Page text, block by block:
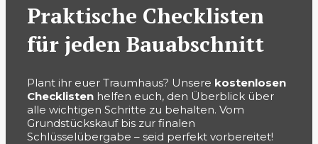
Praktische Checklisten
für jeden Bauabschnitt
Plant ihr euer Traumhaus? Unsere kostenlosen
Checklisten helfen euch, den Überblick über
alle wichtigen Schritte zu behalten. Vom
Grundstückskauf bis zur finalen
Schlüsselübergabe – seid perfekt vorbereitet!